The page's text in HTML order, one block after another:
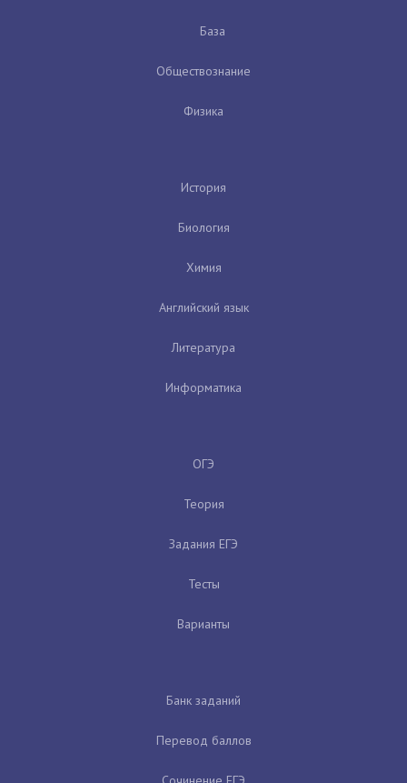
База
Обществознание
Физика
История
Биология
Химия
Английский язык
Литература
Информатика
ОГЭ
Теория
Задания ЕГЭ
Тесты
Варианты
Банк заданий
Перевод баллов